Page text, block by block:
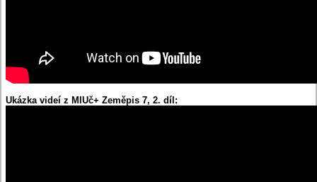
Ukázka videí z MIUč+ Zeměpis 7, 2. díl: